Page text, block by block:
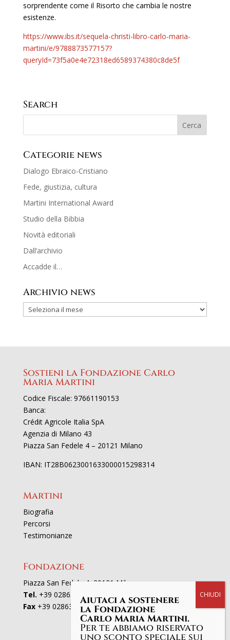
sorprendente come il Risorto che cambia le nostre
esistenze.
https://www.ibs.it/sequela-christi-libro-carlo-maria-
martini/e/9788873577157?
queryId=73f5a0e4e72318ed6589374380c8de5f
Search
Categorie news
Dialogo Ebraico-Cristiano
Fede, giustizia, cultura
Martini International Award
Studio della Bibbia
Novità editoriali
Dall’archivio
Accadde il…
Archivio news
Sostieni la Fondazione Carlo
Maria Martini
Codice Fiscale: 97661190153
Banca:
Crédit Agricole Italia SpA
Agenzia di Milano 43
Piazza San Fedele 4 – 20121 Milano
IBAN: IT28B0623001633000015298314
Martini
Biografia
Percorsi
Testimonianze
Fondazione
Piazza San Fedele 4, 20121 Milano
Tel. +39 02863521
Fax+39 0286352801Aiutaci a sostenere
la Fondazione
Carlo Maria Martini.
Per te abbiamo riservato
uno sconto speciale sui